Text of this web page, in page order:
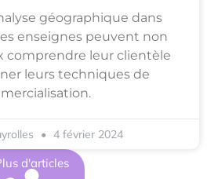
géographique dans
enseignes peuvent non
comprendre leur clientèle
leurs techniques de
4 février 2024
d'articles